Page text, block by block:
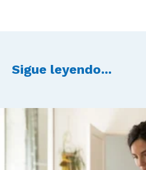
Sigue leyendo...